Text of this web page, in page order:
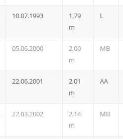
10.07.1993
1,79
m
L
05.06.2000
2,00
m
MB
22.06.2001
2,01
m
AA
22.03.2002
2,14
m
MB